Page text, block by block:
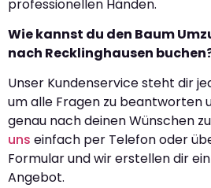
professionellen Händen.
Wie kannst du den Baum
nach Recklinghausen
Unser Kundenservice steht dir
um alle Fragen zu beantworten
genau nach deinen Wünschen
uns einfach per Telefon oder
Formular und wir erstellen dir
Angebot.